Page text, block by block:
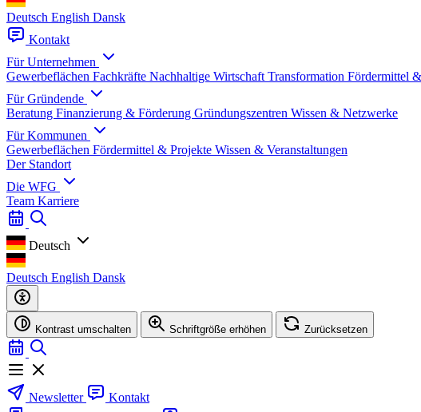
Deutsch English Dansk
Kontakt
Für Unternehmen
Gewerbeflächen Fachkräfte Nachhaltige Wirtschaft Transformation Fördermittel
Für Gründende
Beratung Finanzierung & Förderung Gründungszentren Wissen & Netzwerke
Für Kommunen
Gewerbeflächen Fördermittel & Projekte Wissen & Veranstaltungen
Der Standort
Die WFG
Team Karriere
Deutsch
Deutsch English Dansk
Kontrast umschalten Schriftgröße erhöhen Zurücksetzen
Newsletter
Kontakt